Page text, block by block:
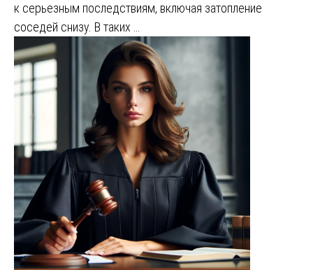
к серьезным последствиям, включая затопление
соседей снизу. В таких …